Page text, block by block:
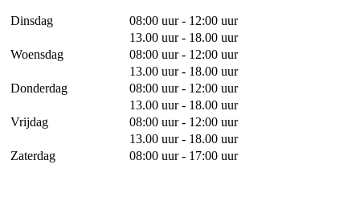
Dinsdag
08:00 uur - 12:00 uur
13.00 uur - 18.00 uur
Woensdag
08:00 uur - 12:00 uur
13.00 uur - 18.00 uur
Donderdag
08:00 uur - 12:00 uur
13.00 uur - 18.00 uur
Vrijdag
08:00 uur - 12:00 uur
13.00 uur - 18.00 uur
Zaterdag
08:00 uur - 17:00 uur